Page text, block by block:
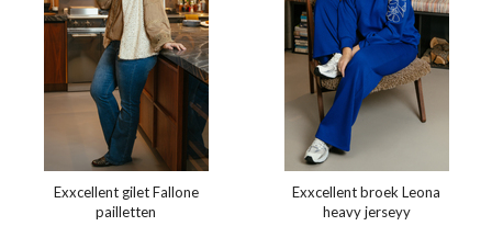
Exxcellent gilet Fallone
pailletten
Exxcellent broek Leona
heavy jerseyy